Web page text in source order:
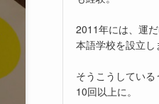
2011年には、運
本語学校を設立し
そうこうしてい
10回以上に。